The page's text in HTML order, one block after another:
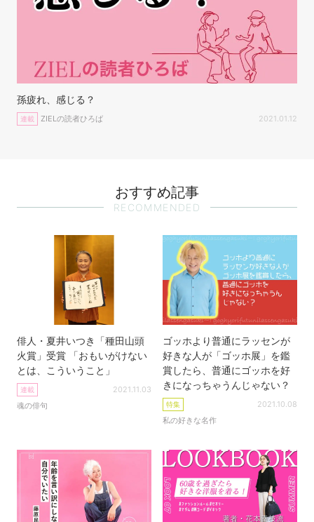
孫疲れ、感じる？
連載 ZIELの読者ひろば 2021.01.12
おすすめ記事
RECOMMENDED
俳人・夏井いつき「種田山頭
火賞」受賞 「おもいがけない
とは、こういうこと」
連載
魂の俳句
2021.11.03
ゴッホより普通にラッセンが
好きな人が「ゴッホ展」を鑑
賞したら、普通にゴッホを好
きになっちゃうんじゃない？
特集
私の好きな名作
2021.10.08